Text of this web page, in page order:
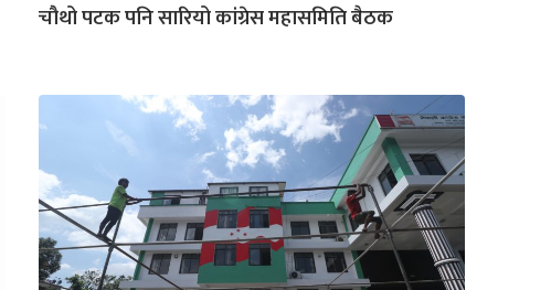
चौथो पटक पनि सारियो कांग्रेस महासमिति बैठक